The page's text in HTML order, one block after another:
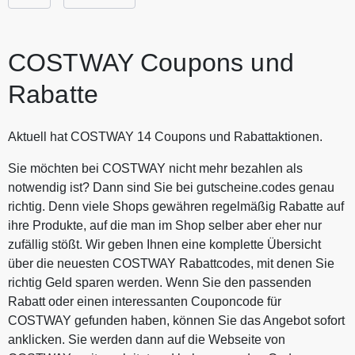
COSTWAY Coupons und
Rabatte
Aktuell hat COSTWAY 14 Coupons und Rabattaktionen.
Sie möchten bei COSTWAY nicht mehr bezahlen als
notwendig ist? Dann sind Sie bei gutscheine.codes genau
richtig. Denn viele Shops gewähren regelmäßig Rabatte auf
ihre Produkte, auf die man im Shop selber aber eher nur
zufällig stößt. Wir geben Ihnen eine komplette Übersicht
über die neuesten COSTWAY Rabattcodes, mit denen Sie
richtig Geld sparen werden. Wenn Sie den passenden
Rabatt oder einen interessanten Couponcode für
COSTWAY gefunden haben, können Sie das Angebot sofort
anklicken. Sie werden dann auf die Webseite von